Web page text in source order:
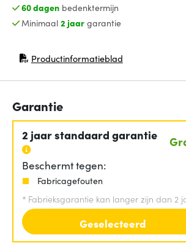
60 dagenbedenktermijn
Minimaal 2 jaargarantie
Productinformatieblad
(opent in nieuw venster)
Garantie
2 jaar standaard garantie
Beschermt tegen:
Fabricagefouten
* Fabrieksgarantie kan langer zijn dan 2
Geselecteerd